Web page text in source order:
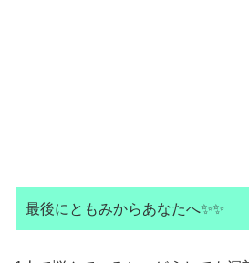
最後にともみからあなたへ✨✨